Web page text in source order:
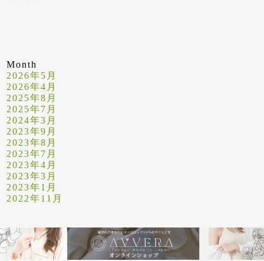
Month
2026年5月
2026年4月
2025年8月
2025年7月
2024年3月
2023年9月
2023年8月
2023年7月
2023年4月
2023年3月
2023年1月
2022年11月